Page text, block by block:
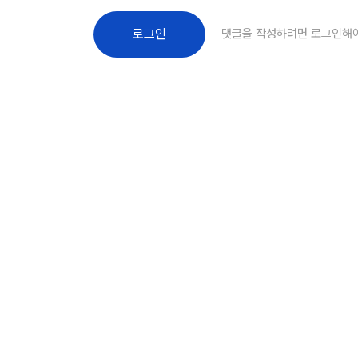
로그인 댓글을 작성하려면 로그인해